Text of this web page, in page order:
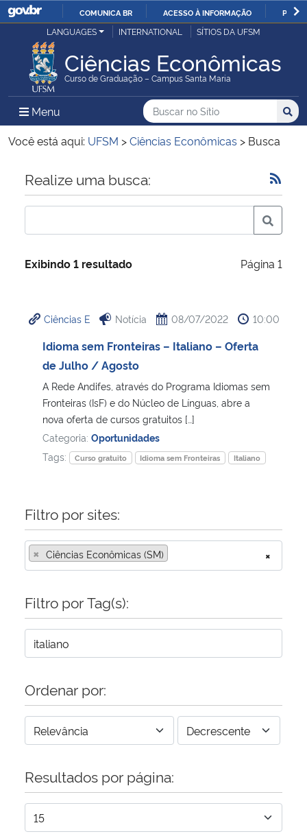
IR
O
COMUNICA BR ACESSO À INFORMAÇÃO
Ministério da Justiça e Segurança Pública
Ministério da Defesa
Ministério das Relações Exteriores
Ministério da Economia
Ministério da Infraestrutura
Ministério da Cidadania
Ministério de Minas e Energia
Ministério da Ciência, Tecnologia, Inovações e Comunicações
Ministério do Meio Ambiente
Controladoria-Geral da União
Ministério da Mulher, da Família e dos Direitos Humanos
Secretaria-Geral
Gabinete de Segurança Institucional
Banco Central do Brasil
Planalto
LANGUAGES INTERNATIONAL SÍTIOS DA UFSM
Ciências Econômicas
Curso de Graduação – Campus Santa Maria
Menu Menu Principal do Sítio
Busca
Buscar no no Sítio
Busca:
Você está aqui: UFSM >Ciências Econômicas > Busca
Início do conteúdo
Realize uma busca:
Exibindo 1 resultado Página 1
Ciências E Notícia 08/07/2022 10:00
Idioma sem Fronteiras – Italiano – Oferta
de Julho / Agosto
A Rede Andifes, através do Programa Idiomas sem
Fronteiras (IsF) e do Núcleo de Línguas, abre a
nova oferta de cursos gratuitos […]
Categoria: Oportunidades
Tags:
Curso gratuito Idioma sem Fronteiras Italiano
Filtro por sites:
×
× Ciências Econômicas (SM)
Filtro por Tag(s):
Ordenar por:
Resultados por página: